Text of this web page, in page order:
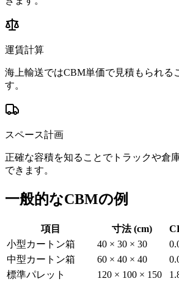
運賃計算
海上輸送ではCBM単価で見積もられる
す。
スペース計画
正確な容積を知ることでトラックや倉
できます。
一般的なCBMの例
項目 寸法 (cm)
小型カートン箱
40 × 30 × 30
中型カートン箱
60 × 40 × 40
標準パレット
120 × 100 × 150